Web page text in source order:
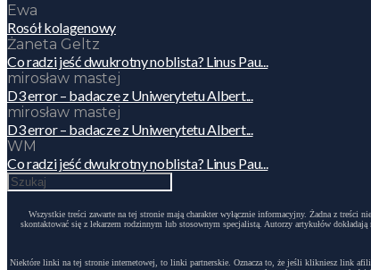
Ewa
Rosół kolagenowy
Żaneta Geltz
Co radzi jeść dwukrotny noblista? Linus Pau...
mirosław mastej
D3 error – badacze z Uniwerytetu Albert...
mirosław mastej
D3 error – badacze z Uniwerytetu Albert...
WM
Co radzi jeść dwukrotny noblista? Linus Pau...
Wszystkie treści zawarte na tej stronie mają charakter wyłącznie informacyjny. Żadna z
skontaktować się z lekarzem rodzinnym lub stosownym specjalistą. Autorzy artykułów
Niektóre linki na tej stronie internetowej, to linki partnerskie. Oznacza to, że jeśli klikniesz link